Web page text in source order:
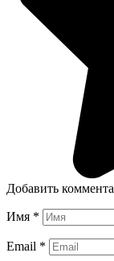
Добавить
Имя *
Email *